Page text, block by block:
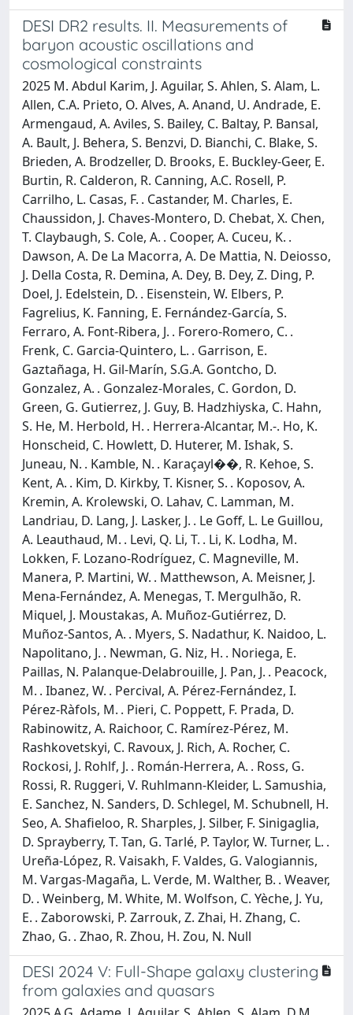
DESI DR2 results. II. Measurements of
baryon acoustic oscillations and
cosmological constraints
2025 M. Abdul Karim, J. Aguilar, S. Ahlen, S. Alam, L.
Allen, C.A. Prieto, O. Alves, A. Anand, U. Andrade, E.
Armengaud, A. Aviles, S. Bailey, C. Baltay, P. Bansal,
A. Bault, J. Behera, S. Benzvi, D. Bianchi, C. Blake, S.
Brieden, A. Brodzeller, D. Brooks, E. Buckley-Geer, E.
Burtin, R. Calderon, R. Canning, A.C. Rosell, P.
Carrilho, L. Casas, F. . Castander, M. Charles, E.
Chaussidon, J. Chaves-Montero, D. Chebat, X. Chen,
T. Claybaugh, S. Cole, A. . Cooper, A. Cuceu, K. .
Dawson, A. De La Macorra, A. De Mattia, N. Deiosso,
J. Della Costa, R. Demina, A. Dey, B. Dey, Z. Ding, P.
Doel, J. Edelstein, D. . Eisenstein, W. Elbers, P.
Fagrelius, K. Fanning, E. Fernández-García, S.
Ferraro, A. Font-Ribera, J. . Forero-Romero, C. .
Frenk, C. Garcia-Quintero, L. . Garrison, E.
Gaztañaga, H. Gil-Marín, S.G.A. Gontcho, D.
Gonzalez, A. . Gonzalez-Morales, C. Gordon, D.
Green, G. Gutierrez, J. Guy, B. Hadzhiyska, C. Hahn,
S. He, M. Herbold, H. . Herrera-Alcantar, M.-. Ho, K.
Honscheid, C. Howlett, D. Huterer, M. Ishak, S.
Juneau, N. . Kamble, N. . Karaçayl��, R. Kehoe, S.
Kent, A. . Kim, D. Kirkby, T. Kisner, S. . Koposov, A.
Kremin, A. Krolewski, O. Lahav, C. Lamman, M.
Landriau, D. Lang, J. Lasker, J. . Le Goff, L. Le Guillou,
A. Leauthaud, M. . Levi, Q. Li, T. . Li, K. Lodha, M.
Lokken, F. Lozano-Rodríguez, C. Magneville, M.
Manera, P. Martini, W. . Matthewson, A. Meisner, J.
Mena-Fernández, A. Menegas, T. Mergulhão, R.
Miquel, J. Moustakas, A. Muñoz-Gutiérrez, D.
Muñoz-Santos, A. . Myers, S. Nadathur, K. Naidoo, L.
Napolitano, J. . Newman, G. Niz, H. . Noriega, E.
Paillas, N. Palanque-Delabrouille, J. Pan, J. . Peacock,
M. . Ibanez, W. . Percival, A. Pérez-Fernández, I.
Pérez-Ràfols, M. . Pieri, C. Poppett, F. Prada, D.
Rabinowitz, A. Raichoor, C. Ramírez-Pérez, M.
Rashkovetskyi, C. Ravoux, J. Rich, A. Rocher, C.
Rockosi, J. Rohlf, J. . Román-Herrera, A. . Ross, G.
Rossi, R. Ruggeri, V. Ruhlmann-Kleider, L. Samushia,
E. Sanchez, N. Sanders, D. Schlegel, M. Schubnell, H.
Seo, A. Shafieloo, R. Sharples, J. Silber, F. Sinigaglia,
D. Sprayberry, T. Tan, G. Tarlé, P. Taylor, W. Turner, L. .
Ureña-López, R. Vaisakh, F. Valdes, G. Valogiannis,
M. Vargas-Magaña, L. Verde, M. Walther, B. . Weaver,
D. . Weinberg, M. White, M. Wolfson, C. Yèche, J. Yu,
E. . Zaborowski, P. Zarrouk, Z. Zhai, H. Zhang, C.
Zhao, G. . Zhao, R. Zhou, H. Zou, N. Null
DESI 2024 V: Full-Shape galaxy clustering
from galaxies and quasars